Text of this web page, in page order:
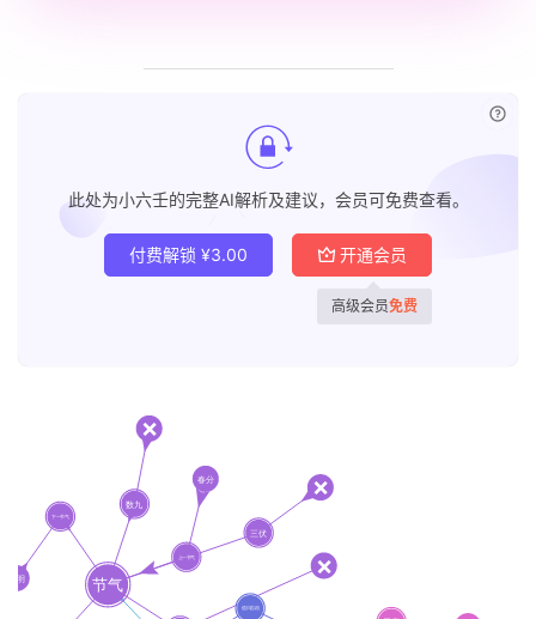
此处为小六壬的完整AI解析及建议，会员可免费查看。
付费解锁 ¥3.00 开通会员
高级会员免费